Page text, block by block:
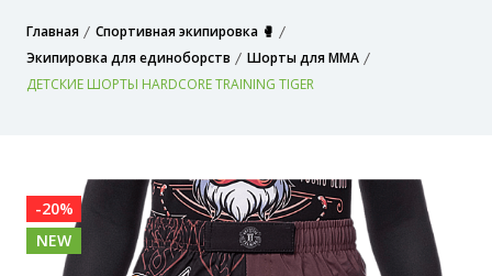
Главная
Спортивная экипировка 🥊
Экипировка для единоборств
Шорты для MMA
ДЕТСКИЕ ШОРТЫ HARDCORE TRAINING TIGER
-20%
NEW